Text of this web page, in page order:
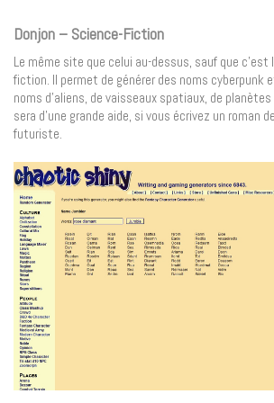
Donjon – Science-Fiction
Le même site que celui au-dessus, sauf que c’est
fiction. Il permet de générer des noms cyberpunk
noms d’aliens, de vaisseaux spatiaux, de
sera d’une grande aide, si vous écrivez un roman
futuriste.